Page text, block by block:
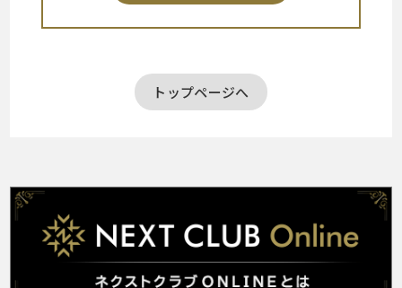
トップページへ